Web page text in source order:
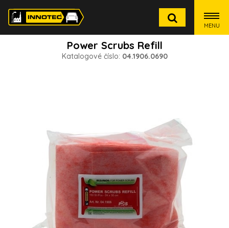
MENU
Power Scrubs Refill
Katalogové číslo: 04.1906.0690